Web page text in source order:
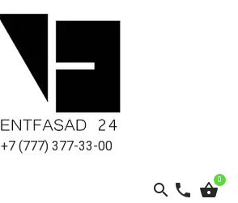
+7 (777) 377-33-00
0